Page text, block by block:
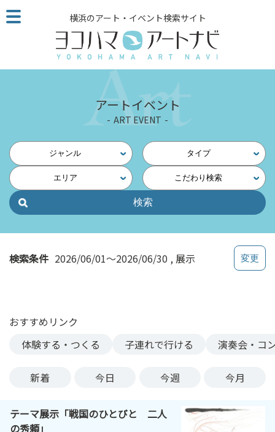
こ
の
ジ
読
他
ペ
の
横浜のアート・イベント検索サイト
アートイベント
ART EVENT
ジャンル タイプ
エリア こだわり検索
検索条件 2026/06/01～2026/06/30 展示
おすすめリンク
体験する・つくる
子連れで行ける 演奏会・コ
新着 今日 今週 今月
テーマ展示「戦国のひとびと 二人
の秀頼」